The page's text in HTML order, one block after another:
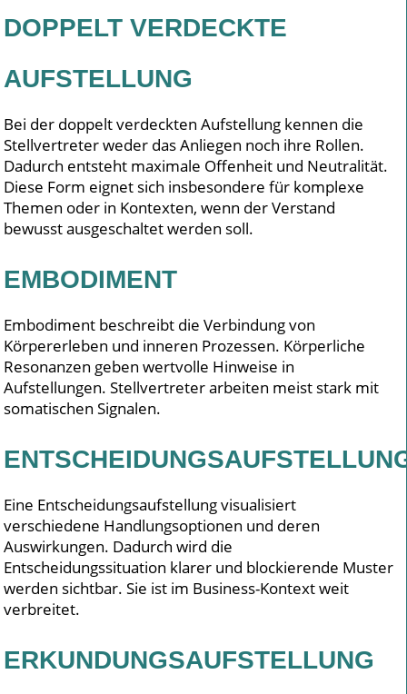
DOPPELT VERDECKTE
AUFSTELLUNG
Bei der doppelt verdeckten Aufstellung kennen die
Stellvertreter weder das Anliegen noch ihre Rollen.
Dadurch entsteht maximale Offenheit und Neutralität.
Diese Form eignet sich insbesondere für komplexe
Themen oder in Kontexten, wenn der Verstand
bewusst ausgeschaltet werden soll.
EMBODIMENT
Embodiment beschreibt die Verbindung von
Körpererleben und inneren Prozessen. Körperliche
Resonanzen geben wertvolle Hinweise in
Aufstellungen. Stellvertreter arbeiten meist stark mit
somatischen Signalen.
Eine Entscheidungsaufstellung visualisiert
verschiedene Handlungsoptionen und deren
Auswirkungen. Dadurch wird die
Entscheidungssituation klarer und blockierende Muster
werden sichtbar. Sie ist im Business-Kontext weit
verbreitet.
ERKUNDUNGSAUFSTELLUNG